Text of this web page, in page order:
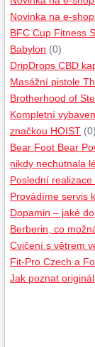
Novinka na e-
BFC Cup Fitness
Babylon (0)
DripDrops CBD
Masážní pistole
Brotherhood of
Kompletní
značkou HOIST (0)
Bear Foot Bear
nikdy nechutnala
Poslední
Provádíme servis
Dopamin – jaké
Berberin, co
Cvičení s větrem
Fit-Pro Czech a
Jak poznat